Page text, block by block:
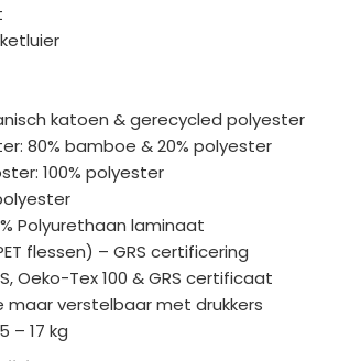
katoen & gerecycled polyester
80% bamboe & 20% polyester
100% polyester
Polyurethaan laminaat
flessen) – GRS certificering
Oeko-Tex 100 & GRS certificaat
maar verstelbaar met drukkers
– 17 kg